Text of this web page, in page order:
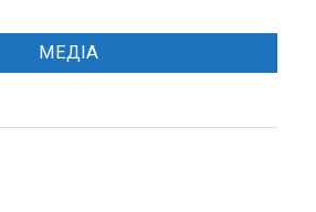
МЕДІА